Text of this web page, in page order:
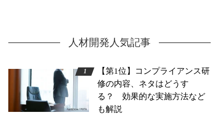
人材開発人気記事
【第1位】コンプライアンス研
修の内容、ネタはどうす
る？ 効果的な実施方法など
も解説